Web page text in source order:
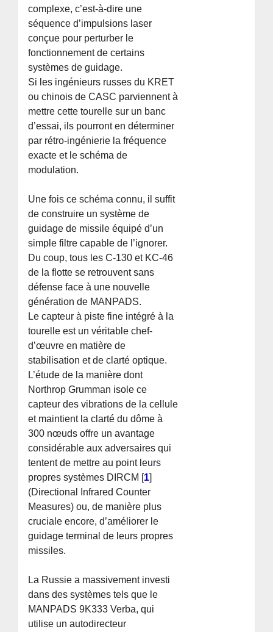
complexe, c’est-à-dire une
séquence d’impulsions laser
conçue pour perturber le
fonctionnement de certains
systèmes de guidage.
Si les ingénieurs russes du KRET
ou chinois de CASC parviennent à
mettre cette tourelle sur un banc
d’essai, ils pourront en déterminer
par rétro-ingénierie la fréquence
exacte et le schéma de
modulation.
Une fois ce schéma connu, il suffit
de construire un système de
guidage de missile équipé d’un
simple filtre capable de l’ignorer.
Du coup, tous les C-130 et KC-46
de la flotte se retrouvent sans
défense face à une nouvelle
génération de MANPADS.
Le capteur à piste fine intégré à la
tourelle est un véritable chef-
d’œuvre en matière de
stabilisation et de clarté optique.
L’étude de la manière dont
Northrop Grumman isole ce
capteur des vibrations de la cellule
et maintient la clarté du dôme à
300 nœuds offre un avantage
considérable aux adversaires qui
tentent de mettre au point leurs
propres systèmes DIRCM [1]
(Directional Infrared Counter
Measures) ou, de manière plus
cruciale encore, d’améliorer le
guidage terminal de leurs propres
missiles.
La Russie a massivement investi
dans des systèmes tels que le
MANPADS 9K333 Verba, qui
utilise un autodirecteur